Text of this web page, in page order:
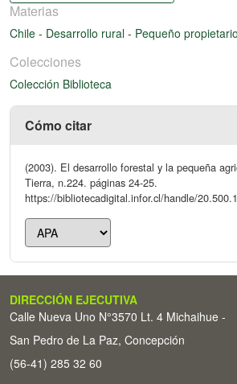
Materias
Chile - Desarrollo rural - Pequeño propietario
Colecciones
Colección Biblioteca
Cómo citar
(2003). El desarrollo forestal y la pequeña
Tierra, n.224. páginas 24-25.
https://bibliotecadigital.infor.cl/handle/
DIRECCIÓN EJECUTIVA
Calle Nueva Uno N°3570 Lt. 4 Michaihue -
San Pedro de La Paz, Concepción
(56-41) 285 32 60